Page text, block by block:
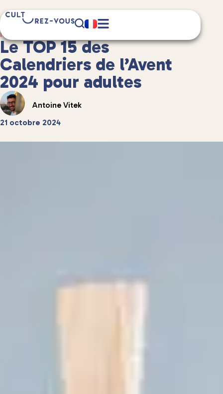
Idées de cadeaux
7 minute(s) de lecture
Le TOP 15 des
Calendriers de l’Avent
2024 pour adultes
Antoine Vitek
21 octobre 2024